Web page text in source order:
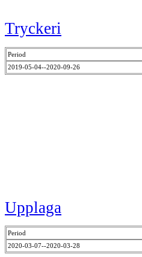
Tryckeri
Period
2019-05-04--2020-09-26
Upplaga
Period
2020-03-07--2020-03-28